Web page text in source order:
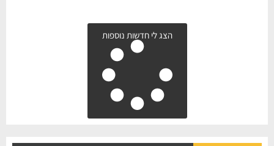
הצג לי חדשות נוספות